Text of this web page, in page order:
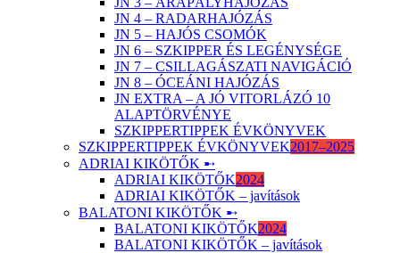
JN 4 – RADARHAJÓZÁS
JN 5 – HAJÓS CSOMÓK
JN 6 – SZKIPPER ÉS LEGÉNYSÉGE
JN 7 – CSILLAGÁSZATI NAVIGÁCIÓ
JN 8 – ÓCEÁNI HAJÓZÁS
JN EXTRA – A JÓ VITORLÁZÓ 10
ALAPTÖRVÉNYE
SZKIPPERTIPPEK ÉVKÖNYVEK
SZKIPPERTIPPEK ÉVKÖNYVEK2017–2025
ADRIAI KIKÖTŐK ➸
ADRIAI KIKÖTŐK2024
ADRIAI KIKÖTŐK – javítások
BALATONI KIKÖTŐK ➸
BALATONI KIKÖTŐK2024
BALATONI KIKÖTŐK – javítások